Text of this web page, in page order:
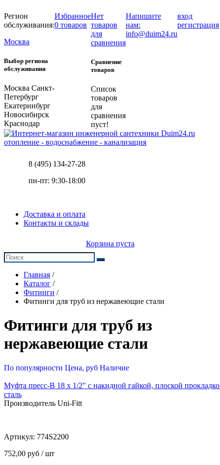
Регион
обслуживания:
Москва
Выбор региона
обслуживания
Москва Санкт-
Петербург
Екатеринбург
Новосибирск
Краснодар
Избранное
0 товаров
Нет
товаров
для
сравнения
Сравнение
товаров
Список
товаров
для
сравнения
пуст!
Напишите
нам:
info@duim24.ru
вход
регистрация
отопление - водоснабжение - канализация
8 (495) 134-27-28
пн-пт: 9:30-18:00
Доставка и оплата
Контакты и склады
Корзина пуста
Главная /
Каталог /
Фитинги /
Фитинги для труб из нержавеющие стали
Фитинги для труб из
нержавеющие стали
По популярности Цена, руб Наличие
Муфта пресс-В 18 х 1/2" с накидной гайкой, плоской
сталь
Производитель Uni-Fitt
Артикул: 774S2200
752,00 руб / шт